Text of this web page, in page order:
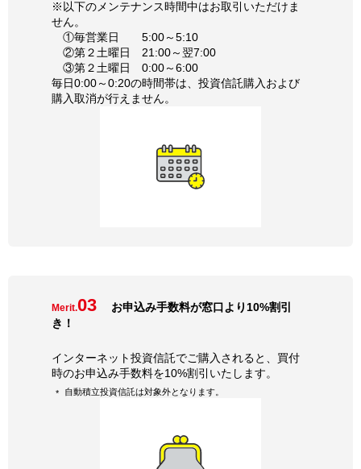
※以下のメンテナンス時間中はお取引いただけま
せん。
①毎営業日 5:00～5:10
②第２土曜日 21:00～翌7:00
③第２土曜日 0:00～6:00
毎日0:00～0:20の時間帯は、投資信託購入および
購入取消が行えません。
Merit.03
お申込み手数料が窓口より10%割引
き！
インターネット投資信託でご購入されると、買付
時のお申込み手数料を10%割引いたします。
自動積立投資信託は対象外となります。